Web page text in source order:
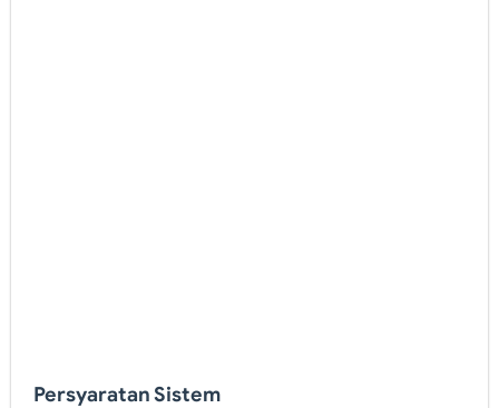
Persyaratan Sistem